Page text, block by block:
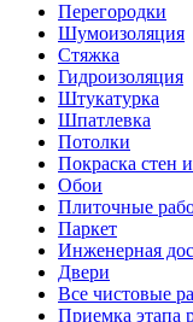
Перегородки
Шумоизоляция
Стяжка
Гидроизоляция
Штукатурка
Шпатлевка
Потолки
Покраска стен
Обои
Плиточные
Паркет
Инженерная
Двери
Все чистовые
Приемка этапа